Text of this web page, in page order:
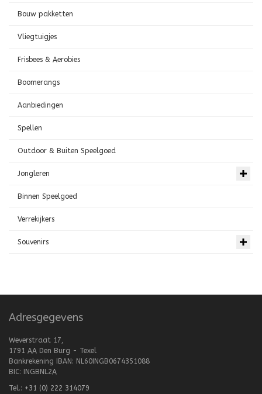
Bouw pakketten
Vliegtuigjes
Frisbees & Aerobies
Boomerangs
Aanbiedingen
Spellen
Outdoor & Buiten Speelgoed
Jongleren
Binnen Speelgoed
Verrekijkers
Souvenirs
Adresgegevens
Weverstraat 17,
1791 AA Den Burg - Texel
Bankrekening IBAN: NL60INGB0674351088
BIC: INGBNL2A
Tel.: +31 (0) 222 314079